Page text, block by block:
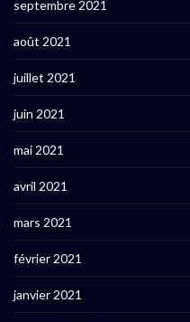
septembre 2021
août 2021
juillet 2021
juin 2021
mai 2021
avril 2021
mars 2021
février 2021
janvier 2021